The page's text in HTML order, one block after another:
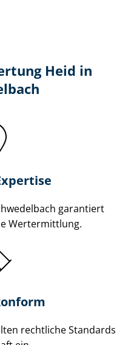
Heid in
garantiert
Wertermittlung.
rechtliche Standards